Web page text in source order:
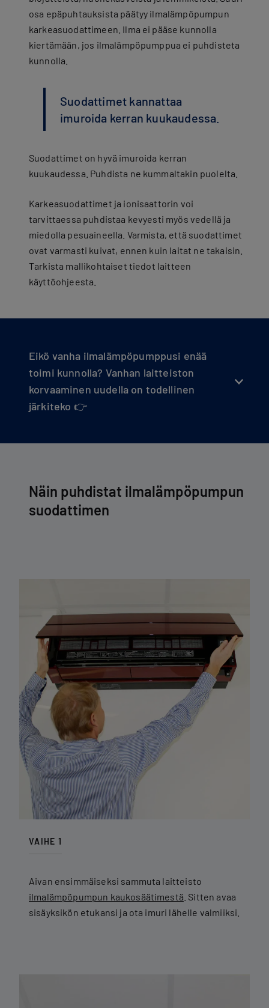
osa epäpuhtauksista päätyy ilmalämpöpumpun
karkeasuodattimeen. Ilma ei pääse kunnolla
kiertämään, jos ilmalämpöpumppua ei puhdisteta
kunnolla.
Suodattimet kannattaa
imuroida kerran kuukaudessa.
Suodattimet on hyvä imuroida kerran
kuukaudessa. Puhdista ne kummaltakin puolelta.
Karkeasuodattimet ja ionisaattorin voi
tarvittaessa puhdistaa kevyesti myös vedellä ja
miedolla pesuaineella. Varmista, että suodattimet
ovat varmasti kuivat, ennen kuin laitat ne takaisin.
Tarkista mallikohtaiset tiedot laitteen
käyttöohjeesta.
Eikö vanha ilmalämpöpumppusi enää
toimi kunnolla? Vanhan laitteiston
korvaaminen uudella on todellinen
järkiteko 👉
Näin puhdistat ilmalämpöpumpun
suodattimen
VAIHE 1
Aivan ensimmäiseksi sammuta laitteisto
ilmalämpöpumpun kaukosäätimestä . Sitten avaa
sisäyksikön etukansi ja ota imuri lähelle valmiiksi.